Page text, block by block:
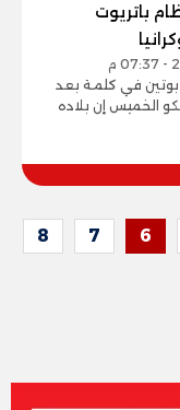
باتريوت
بوتين في كلمة بعد
الخميس إن بلاده
6
7
8